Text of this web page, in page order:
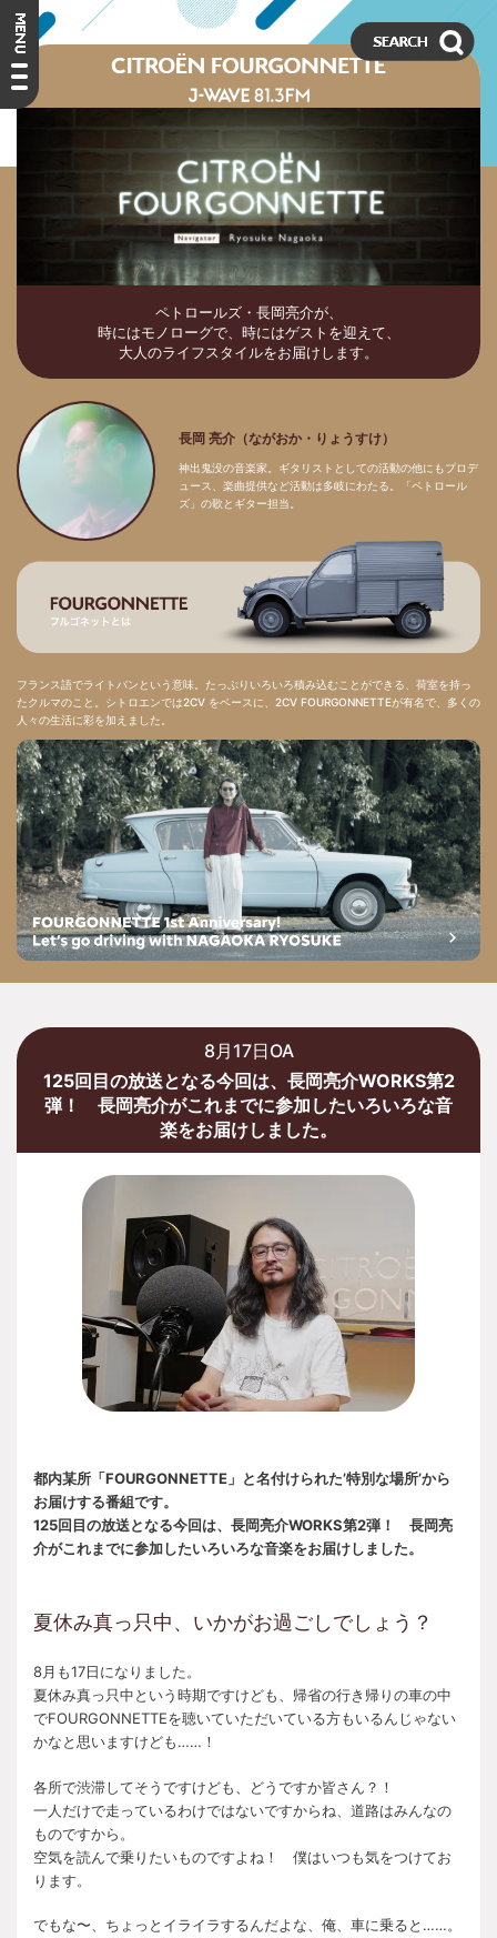
ペトロールズ・長岡亮介が、
時にはモノローグで、時にはゲストを迎えて、
大人のライフスタイルをお届けします。
長岡 亮介（ながおか・りょうすけ）
神出鬼没の音楽家。ギタリストとしての活動の他にもプロデ
ュース、楽曲提供など活動は多岐にわたる。「ペトロール
ズ」の歌とギター担当。
フランス語でライトバンという意味。たっぷりいろいろ積み込むことができる、荷室を持っ
たクルマのこと。シトロエンでは2CV をベースに、2CV FOURGONNETTEが有名で、多くの
人々の生活に彩を加えました。
8月17日OA
125回目の放送となる今回は、長岡亮介WORKS第2
弾！ 長岡亮介がこれまでに参加したいろいろな音
楽をお届けしました。
都内某所「FOURGONNETTE」と名付けられた’特別な場所’から
お届けする番組です。
125回目の放送となる今回は、長岡亮介WORKS第2弾！ 長岡亮
介がこれまでに参加したいろいろな音楽をお届けしました。
夏休み真っ只中、いかがお過ごしでしょう？
8月も17日になりました。
夏休み真っ只中という時期ですけども、帰省の行き帰りの車の中
でFOURGONNETTEを聴いていただいている方もいるんじゃない
かなと思いますけども……！
各所で渋滞してそうですけども、どうですか皆さん？！
一人だけで走っているわけではないですからね、道路はみんなの
ものですから。
空気を読んで乗りたいものですよね！ 僕はいつも気をつけてお
ります。
でもな〜、ちょっとイライラするんだよな、俺、車に乗ると……。